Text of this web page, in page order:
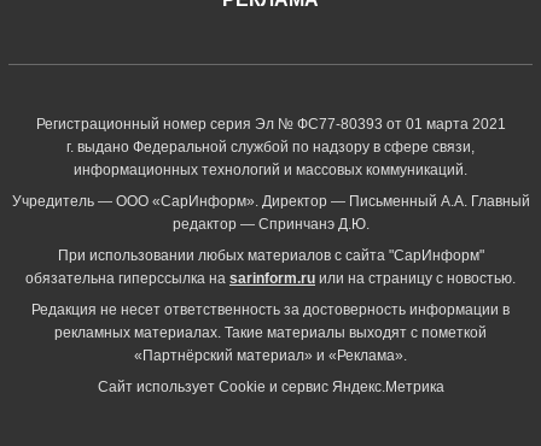
Регистрационный номер серия Эл № ФС77-80393 от 01 марта 2021
г. выдано Федеральной службой по надзору в сфере связи,
информационных технологий и массовых коммуникаций.
Учредитель — ООО «СарИнформ». Директор — Письменный А.А. Главный
редактор — Спринчанэ Д.Ю.
При использовании любых материалов с сайта "СарИнформ"
обязательна гиперссылка на sarinform.ru или на страницу с новостью.
Редакция не несет ответственность за достоверность информации в
рекламных материалах. Такие материалы выходят с пометкой
«Партнёрский материал» и «Реклама».
Сайт использует Cookie и сервиc Яндекс.Метрика